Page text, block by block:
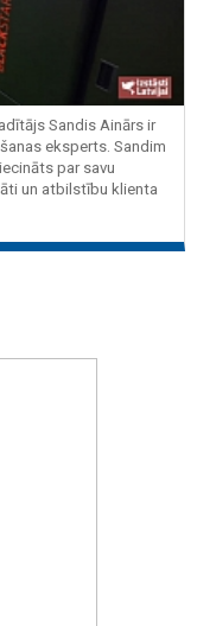
Sandis Ainārs ir
eksperts. Sandim
par savu
un atbilstību klienta